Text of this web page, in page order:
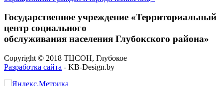
Государственное учреждение «Территориальный
центр социального
обслуживания населения Глубокского района»
Copyright © 2018 ТЦСОН, Глубокое
Разработка сайта - KB-Design.by